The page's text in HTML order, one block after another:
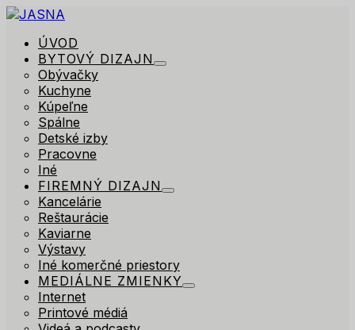
ÚVOD
BYTOVÝ DIZAJN
Obývačky
Kuchyne
Kúpeľne
Spálne
Detské izby
Pracovne
Iné
FIREMNÝ DIZAJN
Kancelárie
Reštaurácie
Kaviarne
Výstavy
Iné komerčné priestory
MEDIÁLNE ZMIENKY
Internet
Printové médiá